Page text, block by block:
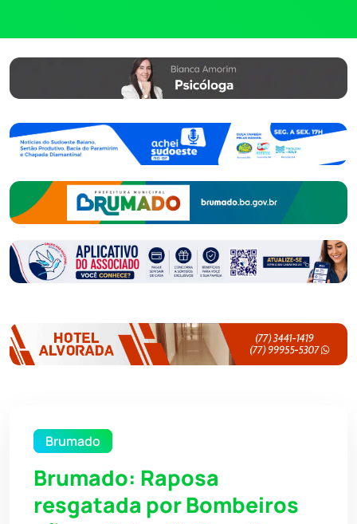
Brumado
Brumado: Raposa
resgatada por Bombeiros